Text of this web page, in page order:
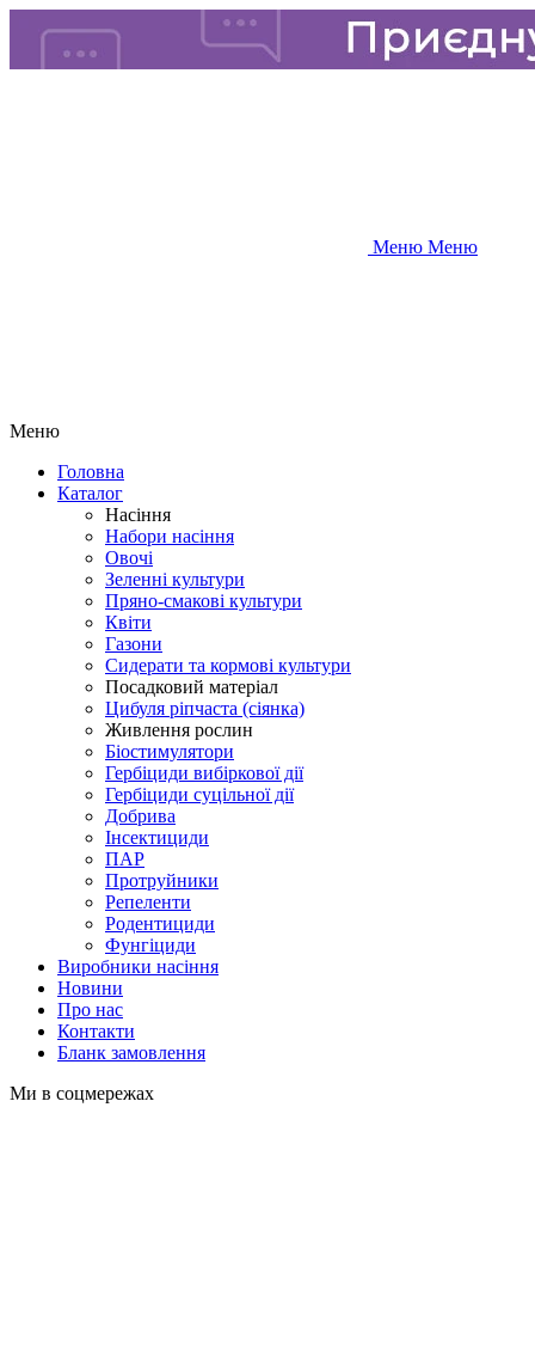
Меню Меню
Меню
Головна
Каталог
Насіння
Набори насіння
Овочі
Зеленні культури
Пряно-смакові культури
Квіти
Газони
Сидерати та кормові культури
Посадковий матеріал
Цибуля ріпчаста (сіянка)
Живлення рослин
Біостимулятори
Гербіциди вибіркової дії
Гербіциди суцільної дії
Добрива
Інсектициди
ПАР
Протруйники
Репеленти
Родентициди
Фунгіциди
Виробники насіння
Новини
Про нас
Контакти
Бланк замовлення
Ми в соцмережах